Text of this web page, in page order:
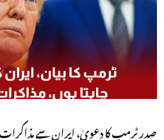
صدر ٹرمپ کا دعویٰ، ایران سے